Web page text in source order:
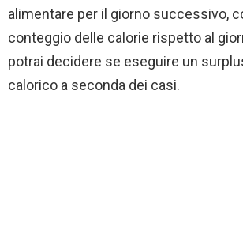
alimentare per il giorno successivo,
conteggio delle calorie rispetto al
potrai decidere se eseguire un
calorico a seconda dei casi.